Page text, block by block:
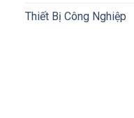
Thiết Bị Công Nghiệp